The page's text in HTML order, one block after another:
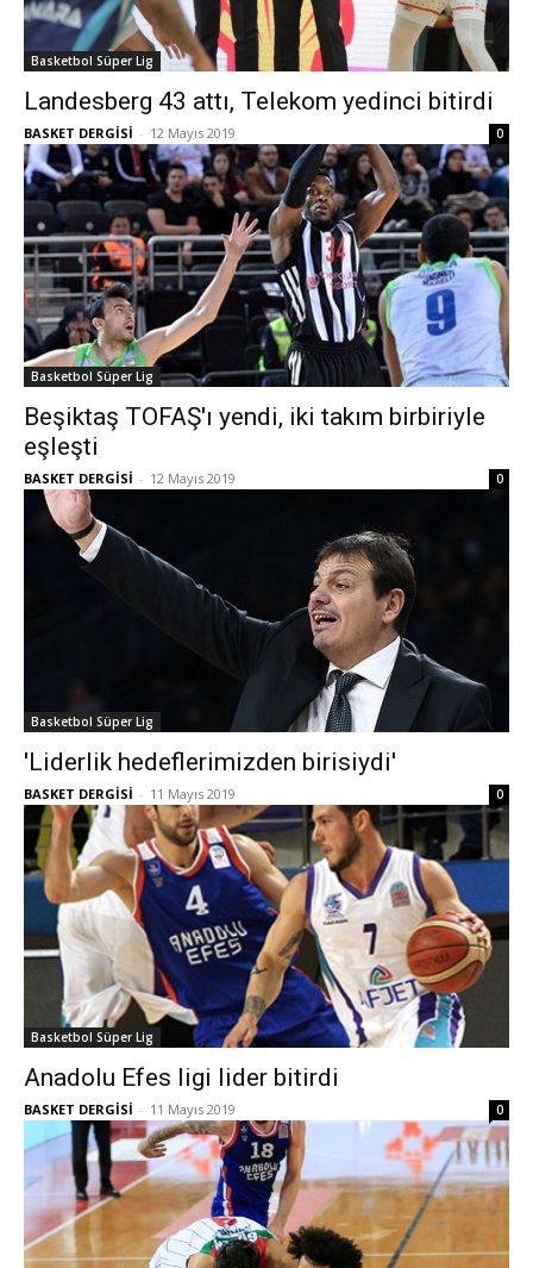
Basketbol Süper Lig
Landesberg 43 attı, Telekom yedinci bitirdi
BASKET DERGİSİ - 12 Mayıs 2019 0
Basketbol Süper Lig
Beşiktaş TOFAŞ'ı yendi, iki takım birbiriyle
eşleşti
BASKET DERGİSİ - 12 Mayıs 2019 0
Basketbol Süper Lig
'Liderlik hedeflerimizden birisiydi'
BASKET DERGİSİ - 11 Mayıs 2019 0
Basketbol Süper Lig
Anadolu Efes ligi lider bitirdi
BASKET DERGİSİ - 11 Mayıs 2019 0